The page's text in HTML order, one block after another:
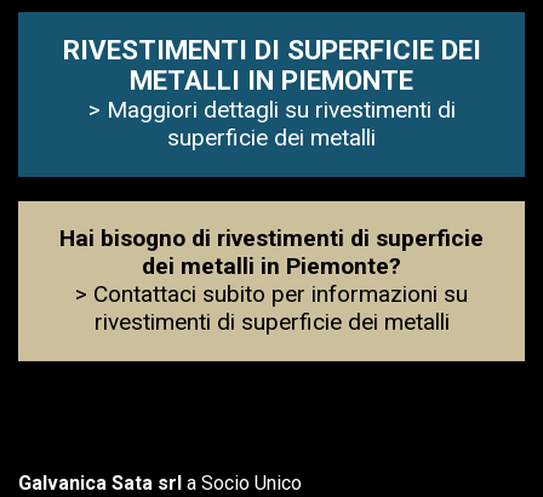
RIVESTIMENTI DI SUPERFICIE DEI
METALLI IN PIEMONTE
> Maggiori dettagli su rivestimenti di
superficie dei metalli
Hai bisogno di rivestimenti di superficie
dei metalli in Piemonte?
> Contattaci subito per informazioni su
rivestimenti di superficie dei metalli
Galvanica Sata srl a Socio Unico